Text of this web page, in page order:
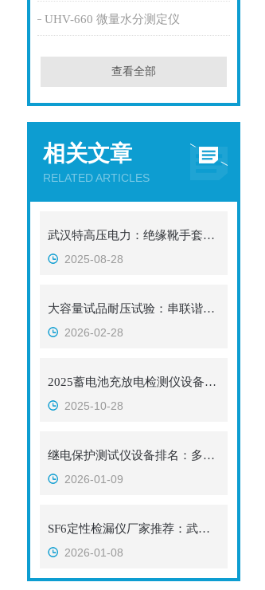
UHV-660 微量水分测定仪
查看全部
相关文章
RELATED ARTICLES
武汉特高压电力：绝缘靴手套耐压试验装置现货速发，守护化工人员作业安全​
2025-08-28
大容量试品耐压试验：串联谐振方案与传统方法的比较与选择
2026-02-28
2025蓄电池充放电检测仪设备排名出炉，哪家更稳更贴合运维实情？
2025-10-28
继电保护测试仪设备排名：多功能集成与综合性能考量
2026-01-09
SF6定性检漏仪厂家推荐：武汉特高压的检漏仪解决方案与应用实践
2026-01-08